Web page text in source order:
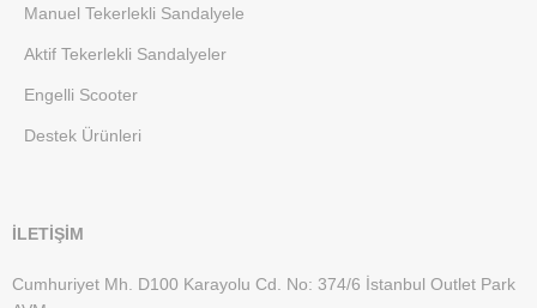
Manuel Tekerlekli Sandalyele
Aktif Tekerlekli Sandalyeler
Engelli Scooter
Destek Ürünleri
İLETİŞİM
Cumhuriyet Mh. D100 Karayolu Cd. No: 374/6 İstanbul Outlet Park